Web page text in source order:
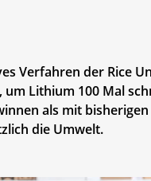
Verfahren der Rice
um Lithium 100 Mal
als mit
die Umwelt.